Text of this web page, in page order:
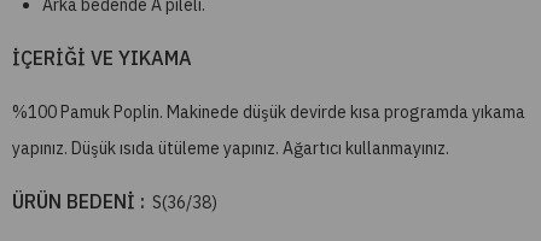
Arka bedende A pileli.
İÇERİĞİ VE YIKAMA
%100 Pamuk Poplin. Makinede düşük devirde kısa programda yıkama
yapınız. Düşük ısıda ütüleme yapınız. Ağartıcı kullanmayınız.
ÜRÜN BEDENİ : S(36/38)